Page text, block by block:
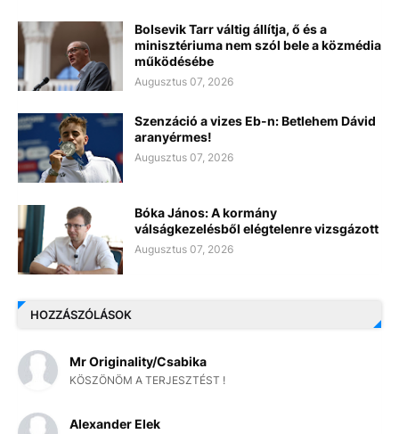
Bolsevik Tarr váltig állítja, ő és a
minisztériuma nem szól bele a közmédia
működésébe
Augusztus 07, 2026
Szenzáció a vizes Eb-n: Betlehem Dávid
aranyérmes!
Augusztus 07, 2026
Bóka János: A kormány
válságkezelésből elégtelenre vizsgázott
Augusztus 07, 2026
HOZZÁSZÓLÁSOK
Mr Originality/Csabika
KÖSZÖNÖM A TERJESZTÉST !
Alexander Elek